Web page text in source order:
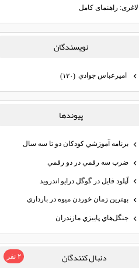
لاغری: راهنمای کامل
نويسندگان
اميرعباس جوادي (۱۲۰)
پيوندها
برنامه آموزشي كودكان دو تا سه سال
ضرب سه رقمي در دو رقمي
آپلود فايل در گوگل درايو اندرويد
بهترين زمان خوردن ميوه در بارداري
جنگل‌هاي پاييزي مازندران
دنبال كنندگان ۲ نفر